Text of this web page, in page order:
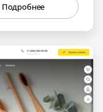
Подробнее